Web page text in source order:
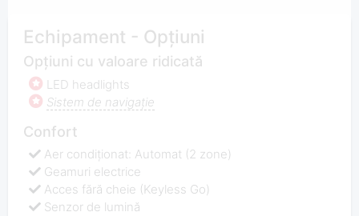
Echipament - Opțiuni
Opțiuni cu valoare ridicată
LED headlights
Sistem de navigaţie
Confort
Aer condiționat: Automat (2 zone)
Geamuri electrice
Acces fără cheie (Keyless Go)
Senzor de lumină